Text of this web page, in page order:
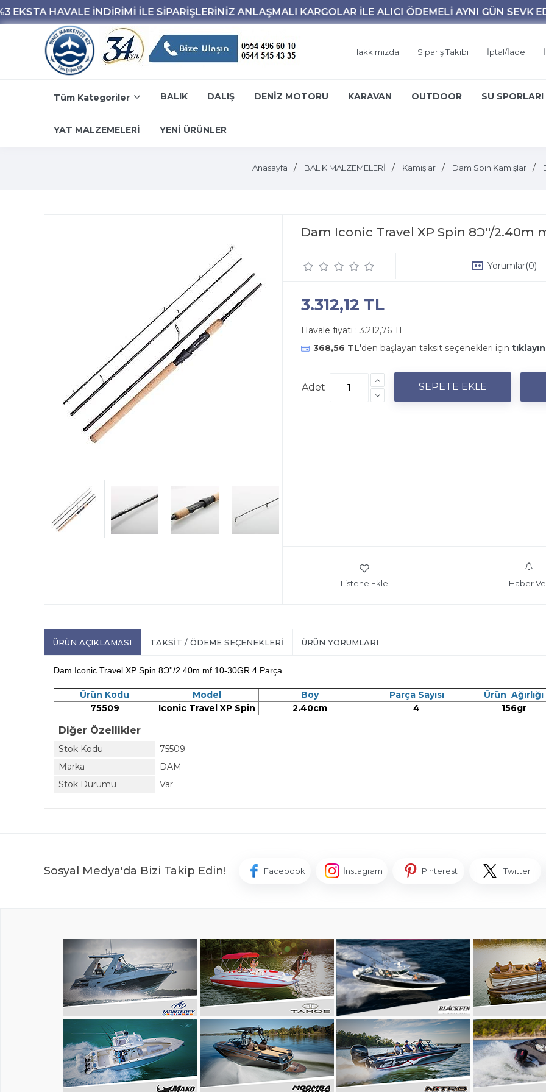
Hakkımızda Sipariş Takibi İptal/İade
Tüm Kategoriler BALIK DALIŞ DENİZ MOTORU KARAVAN OUTDOOR SU SPORLARI
YAT MALZEMELERİ YENİ ÜRÜNLER
Anasayfa BALIK MALZEMELERİ Kamışlar Dam Spin Kamışlar
Dam Iconic Travel XP Spin 8Ɔ''/2.40m
Yorumlar(0)
3.312,12 TL
Havale fiyatı : 3.212,76 TL
368,56 TL'den başlayan taksit seçenekleri için
Adet
Listene Ekle Haber
ÜRÜN AÇIKLAMASI TAKSIT / ÖDEME SEÇENEKLERI ÜRÜN YORUMLARI
Dam Iconic Travel XP Spin 8Ɔ''/2.40m mf 10-30GR 4 Parça
Ürün Kodu Model Boy Parça Sayısı
Ürün Ağırlığı
75509
Iconic Travel XP Spin 2.40cm 4 156gr
Diğer Özellikler
Stok Kodu
75509
Marka
DAM
Stok Durumu
Var
Sosyal Medya'da Bizi Takip Edin! Facebook İnstagram Pinterest Twitter